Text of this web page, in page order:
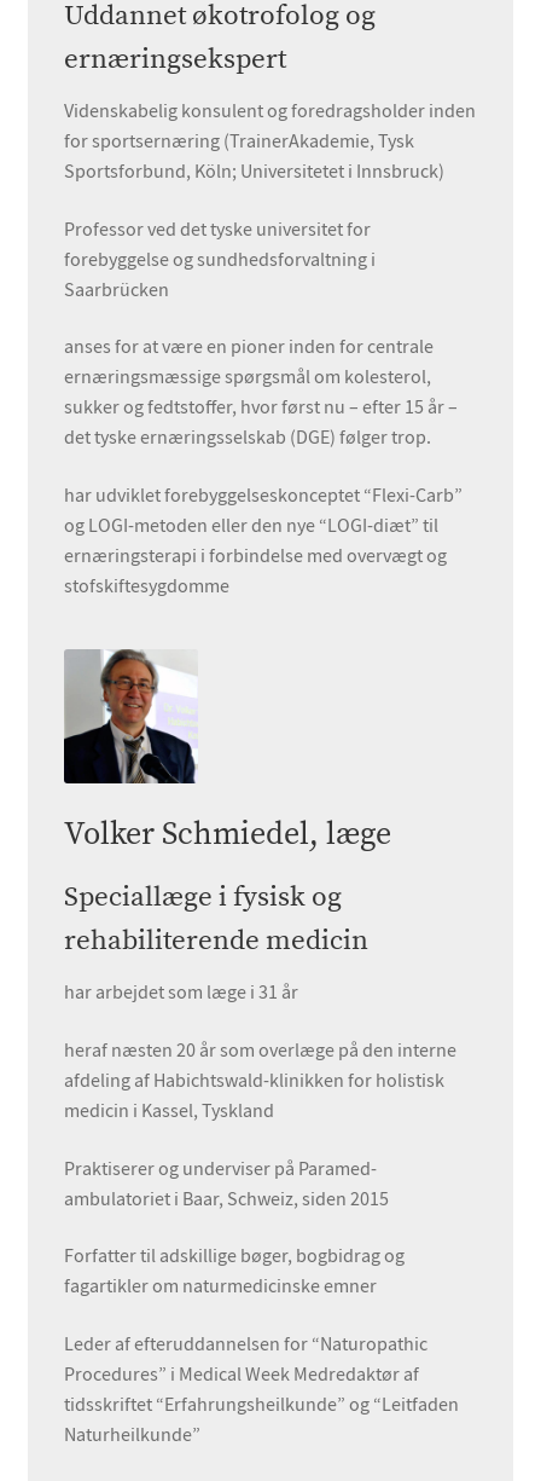
Uddannet økotrofolog og
ernæringsekspert
Videnskabelig konsulent og foredragsholder inden
for sportsernæring (TrainerAkademie, Tysk
Sportsforbund, Köln; Universitetet i Innsbruck)
Professor ved det tyske universitet for
forebyggelse og sundhedsforvaltning i
Saarbrücken
anses for at være en pioner inden for centrale
ernæringsmæssige spørgsmål om kolesterol,
sukker og fedtstoffer, hvor først nu – efter 15 år –
det tyske ernæringsselskab (DGE) følger trop.
har udviklet forebyggelseskonceptet “Flexi-Carb”
og LOGI-metoden eller den nye “LOGI-diæt” til
ernæringsterapi i forbindelse med overvægt og
stofskiftesygdomme
Volker Schmiedel, læge
Speciallæge i fysisk og
rehabiliterende medicin
har arbejdet som læge i 31 år
heraf næsten 20 år som overlæge på den interne
afdeling af Habichtswald-klinikken for holistisk
medicin i Kassel, Tyskland
Praktiserer og underviser på Paramed-
ambulatoriet i Baar, Schweiz, siden 2015
Forfatter til adskillige bøger, bogbidrag og
fagartikler om naturmedicinske emner
Leder af efteruddannelsen for “Naturopathic
Procedures” i Medical Week Medredaktør af
tidsskriftet “Erfahrungsheilkunde” og “Leitfaden
Naturheilkunde”